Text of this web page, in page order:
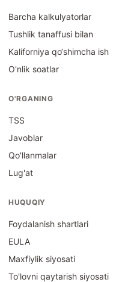
Barcha kalkulyatorlar
Tushlik tanaffusi bilan
Kaliforniya qo‘shimcha ish
O'nlik soatlar
O'RGANING
TSS
Javoblar
Qo'llanmalar
Lug'at
HUQUQIY
Foydalanish shartlari
EULA
Maxfiylik siyosati
To'lovni qaytarish siyosati